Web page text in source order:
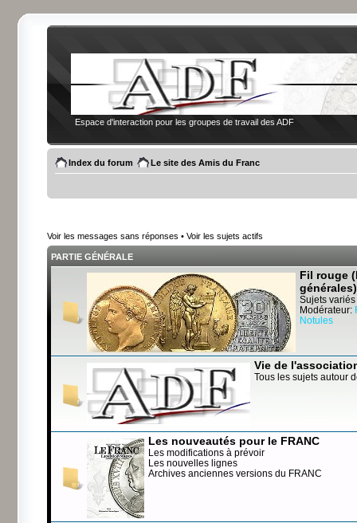
Espace d'interaction pour les groupes de travail des ADF
Index du forum Le site des Amis du Franc
Voir les messages sans réponses • Voir les sujets actifs
PARTIE GÉNÉRALE
Fil rouge
générales)
Sujets variés
Modérateur:
Notules
Vie de
Tous les sujets autour
Les nouveautés pour le FRANC
Les modifications à prévoir
Les nouvelles lignes
Archives anciennes versions du FRANC